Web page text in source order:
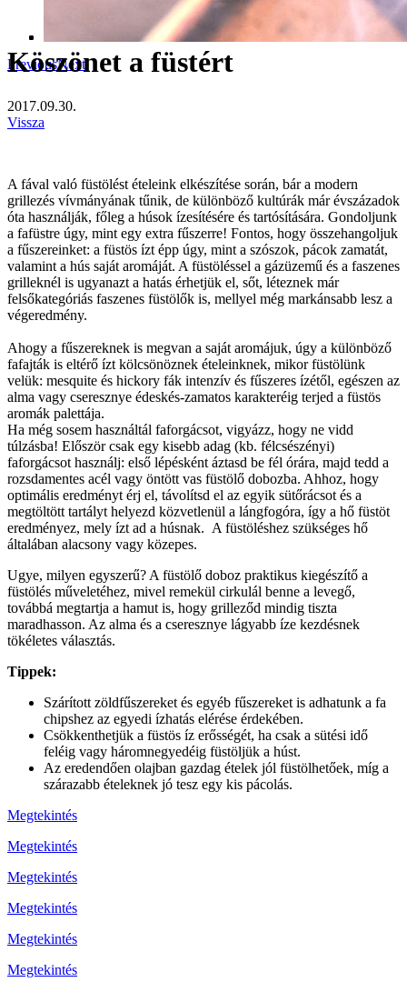
PreviousNext
Köszönet a füstért
2017.09.30.
Vissza
A fával való füstölést ételeink elkészítése során, bár a modern
grillezés vívmányának tűnik, de különböző kultúrák már évszázadok
óta használják, főleg a húsok ízesítésére és tartósítására. Gondoljunk
a fafüstre úgy, mint egy extra fűszerre! Fontos, hogy összehangoljuk
a fűszereinket: a füstös ízt épp úgy, mint a szószok, pácok zamatát,
valamint a hús saját aromáját. A füstöléssel a gázüzemű és a faszenes
grilleknél is ugyanazt a hatás érhetjük el, sőt, léteznek már
felsőkategóriás faszenes füstölők is, mellyel még markánsabb lesz a
végeredmény.
Ahogy a fűszereknek is megvan a saját aromájuk, úgy a különböző
fafajták is eltérő ízt kölcsönöznek ételeinknek, mikor füstölünk
velük: mesquite és hickory fák intenzív és fűszeres ízétől, egészen az
alma vagy cseresznye édeskés-zamatos karakteréig terjed a füstös
aromák palettája.
Ha még sosem használtál faforgácsot, vigyázz, hogy ne vidd
túlzásba! Először csak egy kisebb adag (kb. félcsészényi)
faforgácsot használj: első lépésként áztasd be fél órára, majd tedd a
rozsdamentes acél vagy öntött vas füstölő dobozba. Ahhoz, hogy
optimális eredményt érj el, távolítsd el az egyik sütőrácsot és a
megtöltött tartályt helyezd közvetlenül a lángfogóra, így a hő füstöt
eredményez, mely ízt ad a húsnak. A füstöléshez szükséges hő
általában alacsony vagy közepes.
Ugye, milyen egyszerű? A füstölő doboz praktikus kiegészítő a
füstölés műveletéhez, mivel remekül cirkulál benne a levegő,
továbbá megtartja a hamut is, hogy grilleződ mindig tiszta
maradhasson. Az alma és a cseresznye lágyabb íze kezdésnek
tökéletes választás.
Tippek:
Szárított zöldfűszereket és egyéb fűszereket is adhatunk a fa
chipshez az egyedi ízhatás elérése érdekében.
Csökkenthetjük a füstös íz erősségét, ha csak a sütési idő
feléig vagy háromnegyedéig füstöljük a húst.
Az eredendően olajban gazdag ételek jól füstölhetőek, míg a
szárazabb ételeknek jó tesz egy kis pácolás.
Megtekintés
Megtekintés
Megtekintés
Megtekintés
Megtekintés
Megtekintés